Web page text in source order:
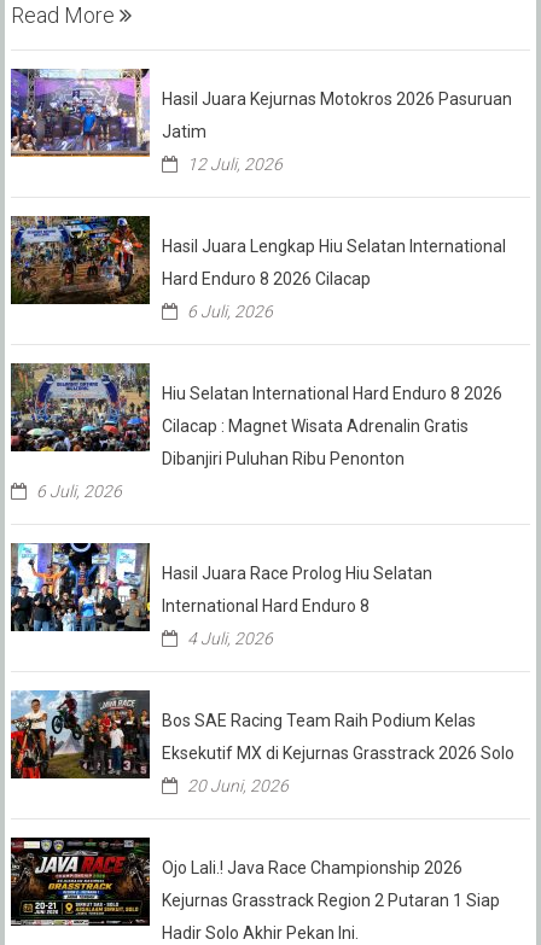
Read More
Hasil Juara Kejurnas Motokros 2026 Pasuruan
Jatim
12 Juli, 2026
Hasil Juara Lengkap Hiu Selatan International
Hard Enduro 8 2026 Cilacap
6 Juli, 2026
Hiu Selatan International Hard Enduro 8 2026
Cilacap : Magnet Wisata Adrenalin Gratis
Dibanjiri Puluhan Ribu Penonton
6 Juli, 2026
Hasil Juara Race Prolog Hiu Selatan
International Hard Enduro 8
4 Juli, 2026
Bos SAE Racing Team Raih Podium Kelas
Eksekutif MX di Kejurnas Grasstrack 2026 Solo
20 Juni, 2026
Ojo Lali.! Java Race Championship 2026
Kejurnas Grasstrack Region 2 Putaran 1 Siap
Hadir Solo Akhir Pekan Ini.